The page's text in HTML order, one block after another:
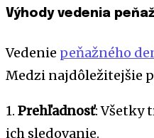
Výhody vedenia
Vedenie peňažného
Medzi najdôležitejšie
1. Prehľadnosť: Všetky
ich sledovanie.